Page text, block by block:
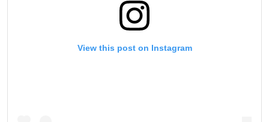
View this post on Instagram